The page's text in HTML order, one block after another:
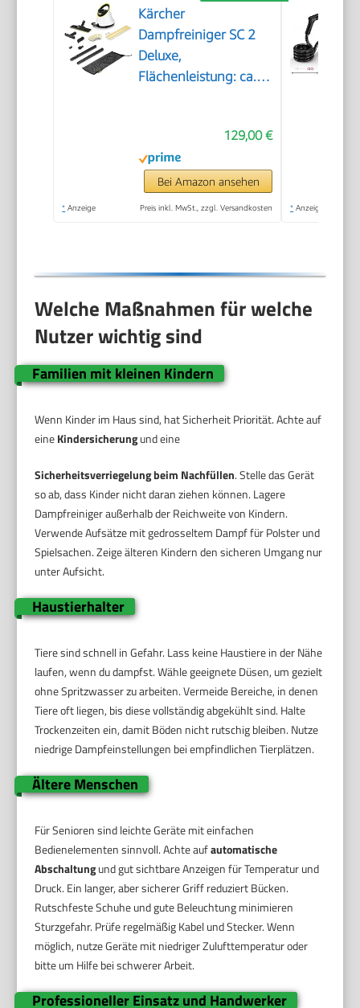
Kärcher
Dampfreiniger SC 2
Deluxe,
Flächenleistung: ca.
bar, Aufheizzeit: 6,5
min., Heizleistung:
1.500 W, mit
Bodenreinigungsset
129,00 €
Bei Amazon ansehen
* Anzeige Preis inkl. MwSt., zzgl. Versandkosten * Anzeige
Welche Maßnahmen für welche
Nutzer wichtig sind
Familien mit kleinen Kindern
Wenn Kinder im Haus sind, hat Sicherheit Priorität. Achte auf
eineKindersicherungund eine
Sicherheitsverriegelung beim Nachfüllen. Stelle das Gerät
so ab, dass Kinder nicht daran ziehen können. Lagere
Dampfreiniger außerhalb der Reichweite von Kindern.
Verwende Aufsätze mit gedrosseltem Dampf für Polster und
Spielsachen. Zeige älteren Kindern den sicheren Umgang nur
unter Aufsicht.
Haustierhalter
Tiere sind schnell in Gefahr. Lass keine Haustiere in der Nähe
laufen, wenn du dampfst. Wähle geeignete Düsen, um gezielt
ohne Spritzwasser zu arbeiten. Vermeide Bereiche, in denen
Tiere oft liegen, bis diese vollständig abgekühlt sind. Halte
Trockenzeiten ein, damit Böden nicht rutschig bleiben. Nutze
niedrige Dampfeinstellungen bei empfindlichen Tierplätzen.
Ältere Menschen
Für Senioren sind leichte Geräte mit einfachen
Bedienelementen sinnvoll. Achte aufautomatische
Abschaltungund gut sichtbare Anzeigen für Temperatur und
Druck. Ein langer, aber sicherer Griff reduziert Bücken.
Rutschfeste Schuhe und gute Beleuchtung minimieren
Sturzgefahr. Prüfe regelmäßig Kabel und Stecker. Wenn
möglich, nutze Geräte mit niedriger Zulufttemperatur oder
bitte um Hilfe bei schwerer Arbeit.
Professioneller Einsatz und Handwerker